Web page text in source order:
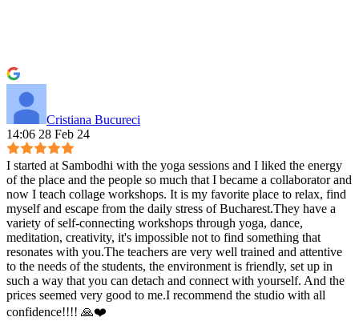
Cristiana Bucureci
14:06 28 Feb 24
I started at Sambodhi with the yoga sessions and I liked the energy
of the place and the people so much that I became a collaborator and
now I teach collage workshops. It is my favorite place to relax, find
myself and escape from the daily stress of Bucharest.They have a
variety of self-connecting workshops through yoga, dance,
meditation, creativity, it's impossible not to find something that
resonates with you.The teachers are very well trained and attentive
to the needs of the students, the environment is friendly, set up in
such a way that you can detach and connect with yourself. And the
prices seemed very good to me.I recommend the studio with all
confidence!!!! 🙏❤️